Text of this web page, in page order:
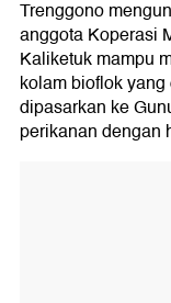
Trenggono
anggota Koperasi
Kaliketuk mampu
kolam bioflok
dipasarkan ke
perikanan dengan